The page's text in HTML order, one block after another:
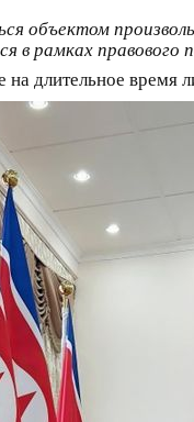
объектом
рамках правового
длительное время